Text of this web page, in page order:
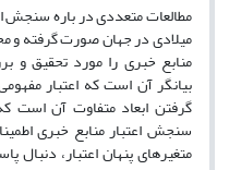
میلادی در جهان صورت گرفته و
بیانگر آن است که اعتبار
سنجش اعتبار منابع خبری
متغیرهای پنهان اعتبار،